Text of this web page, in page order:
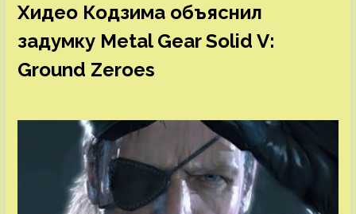
Хидео Кодзима объяснил
задумку Metal Gear Solid V:
Ground Zeroes